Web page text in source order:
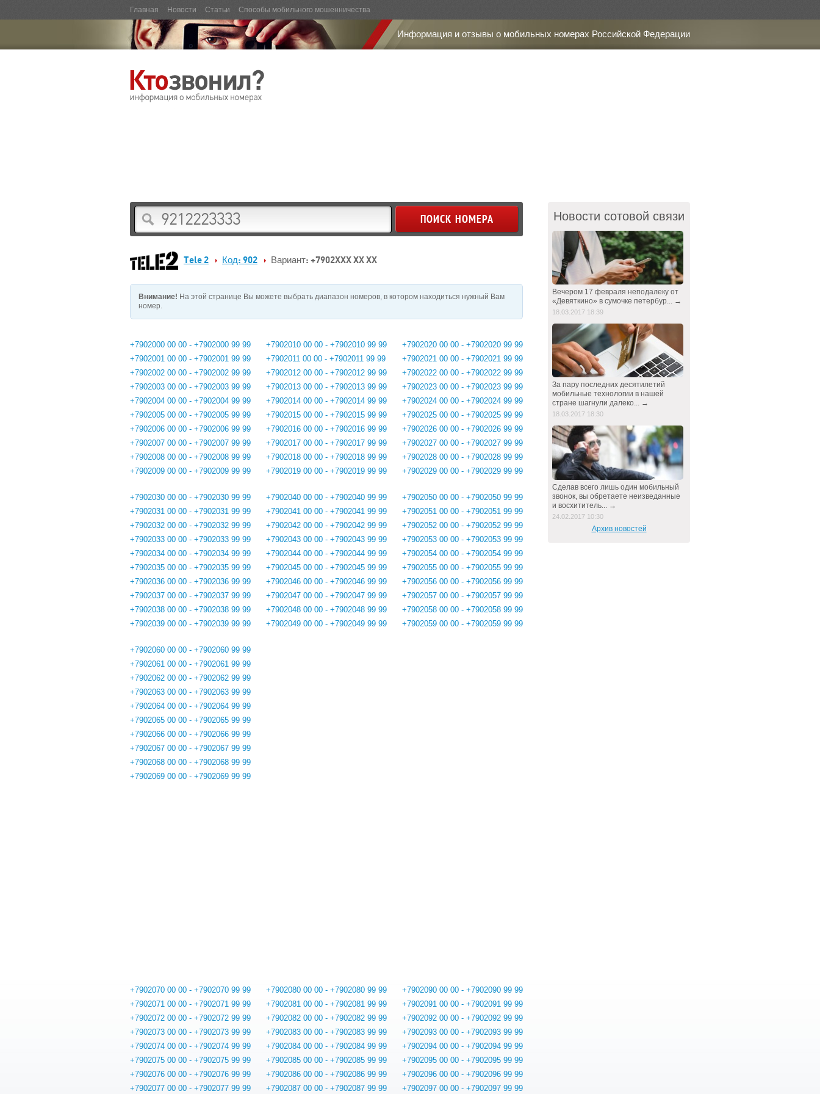
Главная Новости Статьи Способы мобильного мошенничества
Информация и отзывы о мобильных номерах Российской Федерации
Tele 2 Код: 902 Вариант: +7902XXX XX XX
Внимание! На этой странице Вы можете выбрать диапазон номеров, в котором находиться нужный Вам
номер.
+7902000 00 00 - +7902000 99 99
+7902001 00 00 - +7902001 99 99
+7902002 00 00 - +7902002 99 99
+7902003 00 00 - +7902003 99 99
+7902004 00 00 - +7902004 99 99
+7902005 00 00 - +7902005 99 99
+7902006 00 00 - +7902006 99 99
+7902007 00 00 - +7902007 99 99
+7902008 00 00 - +7902008 99 99
+7902009 00 00 - +7902009 99 99
+7902010 00 00 - +7902010 99 99
+7902011 00 00 - +7902011 99 99
+7902012 00 00 - +7902012 99 99
+7902013 00 00 - +7902013 99 99
+7902014 00 00 - +7902014 99 99
+7902015 00 00 - +7902015 99 99
+7902016 00 00 - +7902016 99 99
+7902017 00 00 - +7902017 99 99
+7902018 00 00 - +7902018 99 99
+7902019 00 00 - +7902019 99 99
+7902020 00 00 - +7902020 99 99
+7902021 00 00 - +7902021 99 99
+7902022 00 00 - +7902022 99 99
+7902023 00 00 - +7902023 99 99
+7902024 00 00 - +7902024 99 99
+7902025 00 00 - +7902025 99 99
+7902026 00 00 - +7902026 99 99
+7902027 00 00 - +7902027 99 99
+7902028 00 00 - +7902028 99 99
+7902029 00 00 - +7902029 99 99
+7902030 00 00 - +7902030 99 99
+7902031 00 00 - +7902031 99 99
+7902032 00 00 - +7902032 99 99
+7902033 00 00 - +7902033 99 99
+7902034 00 00 - +7902034 99 99
+7902035 00 00 - +7902035 99 99
+7902036 00 00 - +7902036 99 99
+7902037 00 00 - +7902037 99 99
+7902038 00 00 - +7902038 99 99
+7902039 00 00 - +7902039 99 99
+7902040 00 00 - +7902040 99 99
+7902041 00 00 - +7902041 99 99
+7902042 00 00 - +7902042 99 99
+7902043 00 00 - +7902043 99 99
+7902044 00 00 - +7902044 99 99
+7902045 00 00 - +7902045 99 99
+7902046 00 00 - +7902046 99 99
+7902047 00 00 - +7902047 99 99
+7902048 00 00 - +7902048 99 99
+7902049 00 00 - +7902049 99 99
+7902050 00 00 - +7902050 99 99
+7902051 00 00 - +7902051 99 99
+7902052 00 00 - +7902052 99 99
+7902053 00 00 - +7902053 99 99
+7902054 00 00 - +7902054 99 99
+7902055 00 00 - +7902055 99 99
+7902056 00 00 - +7902056 99 99
+7902057 00 00 - +7902057 99 99
+7902058 00 00 - +7902058 99 99
+7902059 00 00 - +7902059 99 99
+7902060 00 00 - +7902060 99 99
+7902061 00 00 - +7902061 99 99
+7902062 00 00 - +7902062 99 99
+7902063 00 00 - +7902063 99 99
+7902064 00 00 - +7902064 99 99
+7902065 00 00 - +7902065 99 99
+7902066 00 00 - +7902066 99 99
+7902067 00 00 - +7902067 99 99
+7902068 00 00 - +7902068 99 99
+7902069 00 00 - +7902069 99 99
+7902070 00 00 - +7902070 99 99
+7902071 00 00 - +7902071 99 99
+7902072 00 00 - +7902072 99 99
+7902073 00 00 - +7902073 99 99
+7902074 00 00 - +7902074 99 99
+7902075 00 00 - +7902075 99 99
+7902076 00 00 - +7902076 99 99
+7902077 00 00 - +7902077 99 99
+7902080 00 00 - +7902080 99 99
+7902081 00 00 - +7902081 99 99
+7902082 00 00 - +7902082 99 99
+7902083 00 00 - +7902083 99 99
+7902084 00 00 - +7902084 99 99
+7902085 00 00 - +7902085 99 99
+7902086 00 00 - +7902086 99 99
+7902087 00 00 - +7902087 99 99
+7902090 00 00 - +7902090 99 99
+7902091 00 00 - +7902091 99 99
+7902092 00 00 - +7902092 99 99
+7902093 00 00 - +7902093 99 99
+7902094 00 00 - +7902094 99 99
+7902095 00 00 - +7902095 99 99
+7902096 00 00 - +7902096 99 99
+7902097 00 00 - +7902097 99 99
Новости сотовой связи
Вечером 17 февраля неподалеку от
«Девяткино» в сумочке петербур... →
18.03.2017 18:39
За пару последних десятилетий
мобильные технологии в нашей
стране шагнули далеко... →
18.03.2017 18:30
Сделав всего лишь один мобильный
звонок, вы обретаете неизведанные
и восхититель... →
24.02.2017 10:30
Архив новостей